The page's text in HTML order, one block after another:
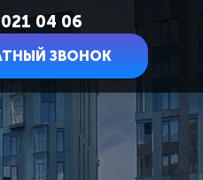
04 06
ЗВОНОК